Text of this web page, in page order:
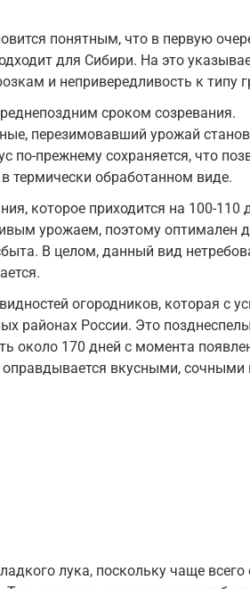
понятным, что в первую
для Сибири. На это
и непривередливость к типу
сроком созревания.
перезимовавший урожай
по-прежнему сохраняется, что
термически обработанном виде.
которое приходится на 100-110
урожаем, поэтому оптимален
В целом, данный вид
огородников, которая с
районах России. Это
около 170 дней с момента
вкусными, сочными
лука, поскольку чаще всего